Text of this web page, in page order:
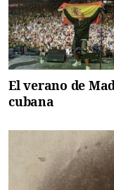
El verano de
cubana